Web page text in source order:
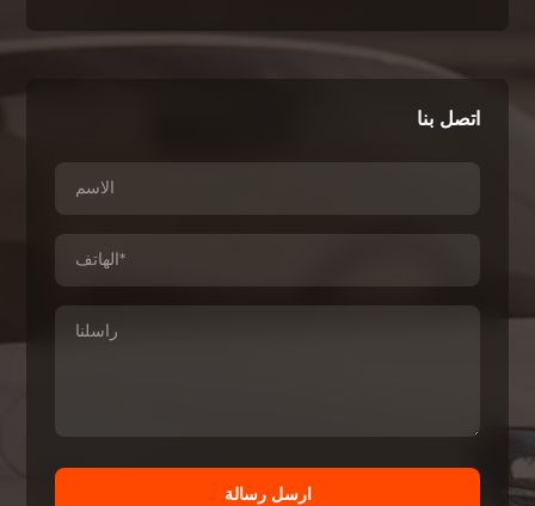
اتصل بنا
ارسل رسالة